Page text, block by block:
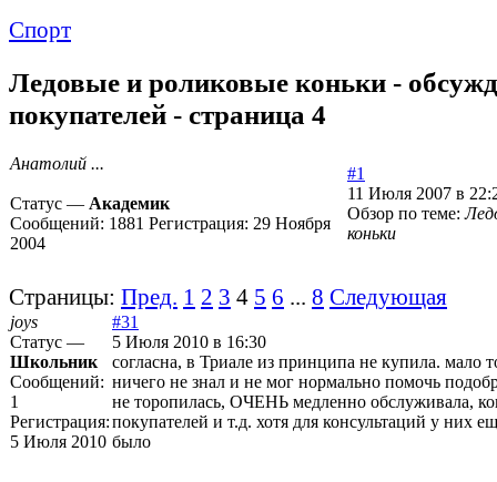
Спорт
Ледовые и роликовые коньки -
покупателей - страница 4
Анатолий ...
Статус — Академик
Сообщений: 1881 Регистрация: 29 Ноября
2004
#1
11 Июля 2007 в
Обзор по теме:
коньки
Страницы: Пред. 1 2 3 4 5 6 ... 8 Следующая
joys
Статус —
Школьник
Сообщений:
1
Регистрация:
5 Июля 2010
#31
5 Июля 2010 в 16:30
согласна, в Триале из принципа не купила. мало
ничего не знал и не мог нормально помочь
не торопилась, ОЧЕНЬ медленно обслуживала,
покупателей и т.д. хотя для консультаций у них
было